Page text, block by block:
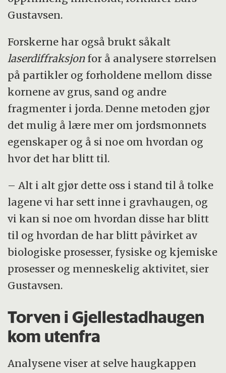
Gustavsen.
Forskerne har også brukt såkalt
laserdiffraksjonfor å analysere størrelsen
på partikler og forholdene mellom disse
kornene av grus, sand og andre
fragmenter i jorda. Denne metoden gjør
det mulig å lære mer om jordsmonnets
egenskaper og å si noe om hvordan og
hvor det har blitt til.
– Alt i alt gjør dette oss i stand til å tolke
lagene vi har sett inne i gravhaugen, og
vi kan si noe om hvordan disse har blitt
til og hvordan de har blitt påvirket av
biologiske prosesser, fysiske og kjemiske
prosesser og menneskelig aktivitet, sier
Gustavsen.
Torven i Gjellestadhaugen
kom utenfra
Analysene viser at selve haugkappen